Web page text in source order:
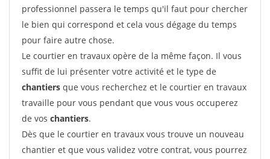
professionnel passera le temps qu'il faut pour chercher
le bien qui correspond et cela vous dégage du temps
pour faire autre chose.
Le courtier en travaux opère de la même façon. Il vous
suffit de lui présenter votre activité et le type de
chantiers que vous recherchez et le courtier en travaux
travaille pour vous pendant que vous vous occuperez
de vos chantiers.
Dès que le courtier en travaux vous trouve un nouveau
chantier et que vous validez votre contrat, vous pourrez